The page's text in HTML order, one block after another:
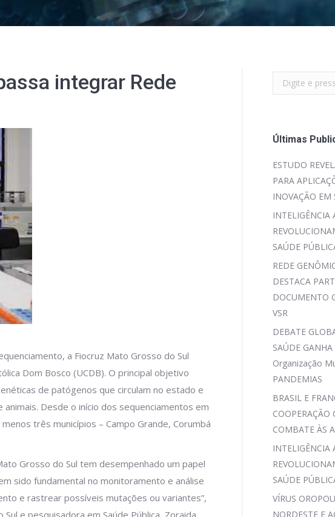
integrar Rede
a Fiocruz Mato Grosso do Sul
Dom Bosco (UCDB). O principal objetivo
de patógenos que circulam no estado e
Desde o início dos sequenciamentos em
três municípios – Campo Grande, Corumbá
Grosso do Sul tem desempenhado um papel
sido fundamental no monitoramento e análise
e rastrear possíveis mutações ou variantes”,
e pesquisadora em Saúde Pública, Zoraida
Search:
Últimas
ESTUDO
PARA
INOVAÇÃO EM
INTELIGÊNCIA
SAÚDE
REDE
DESTACA
DOCUMENTO
VSR
DEBATE
SAÚDE
Organização
PANDEMIAS
BRASIL E
COOPERAÇÃO
COMBATE ÀS
INTELIGÊNCIA
SAÚDE
VÍRUS
NORDESTE E